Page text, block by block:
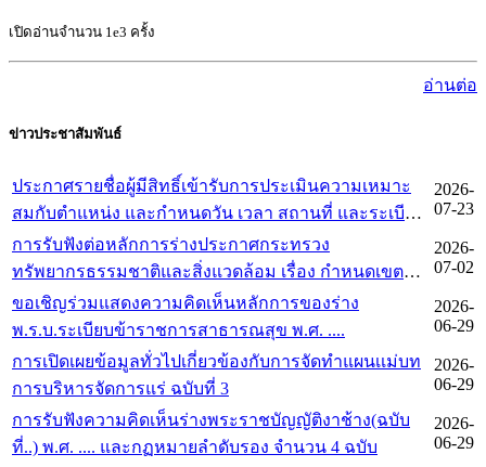
เปิดอ่านจำนวน 1e3 ครั้ง
อ่านต่อ
ข่าวประชาสัมพันธ์
ประกาศรายชื่อผู้มีสิทธิ์เข้ารับการประเมินความเหมาะ
สมกับตำแหน่ง และกำหนดวัน เวลา สถานที่ และระเบียบ
ในการประเมินความเหมาะสมกับตำแหน่งนายช่าง
สำรวจ และเจ้าหน้าที่บริหารงานทั่วไปของสำนักบริหาร
พื้นที่อนุรักษ์ที่ 15 (เชียงราย)
2026-
07-23
การรับฟังต่อหลักการร่างประกาศกระทรวง
ทรัพยากรธรรมชาติและสิ่งแวดล้อม เรื่อง กำหนดเขต
พื้นที่และมาตรการคุ้มครองสิ่งแวดล้อม ในบริเวณพื้นที่
จังหวัดภูเก็ต(ฉบับที่ 2)
2026-
07-02
ขอเชิญร่วมแสดงความคิดเห็นหลักการของร่าง
พ.ร.บ.ระเบียบข้าราชการสาธารณสุข พ.ศ. ....
2026-
06-29
การเปิดเผยข้อมูลทั่วไปเกี่ยวข้องกับการจัดทำแผนเเม่บท
การบริหารจัดการแร่ ฉบับที่ 3
2026-
06-29
การรับฟังความคิดเห็นร่างพระราชบัญญัติงาช้าง(ฉบับ
ที่..) พ.ศ. .... และกฏหมายลำดับรอง จำนวน 4 ฉบับ
2026-
06-29